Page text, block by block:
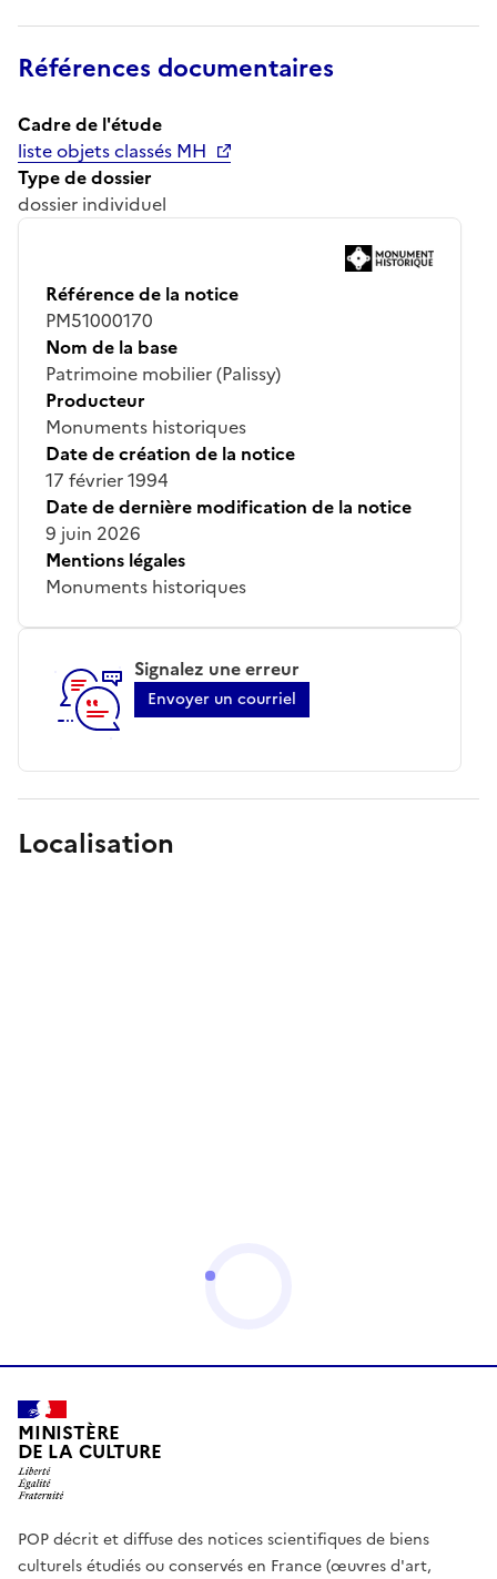
Références documentaires
Cadre de l'étude
liste objets classés MH
Type de dossier
dossier individuel
Référence de la notice
PM51000170
Nom de la base
Patrimoine mobilier (Palissy)
Producteur
Monuments historiques
Date de création de la notice
17 février 1994
Date de dernière modification de la notice
9 juin 2026
Mentions légales
Monuments historiques
Signalez une erreur
Envoyer un courriel
Localisation
MINISTÈRE
DE LA CULTURE
POP décrit et diffuse des notices scientifiques de biens
culturels étudiés ou conservés en France (œuvres d'art,